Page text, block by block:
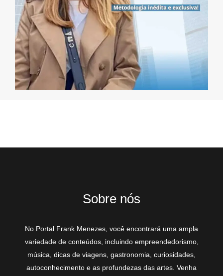
Sobre nós
No Portal Frank Menezes, você encontrará uma ampla
variedade de conteúdos, incluindo empreendedorismo,
música, dicas de viagens, gastronomia, curiosidades,
autoconhecimento e as profundezas das artes. Venha